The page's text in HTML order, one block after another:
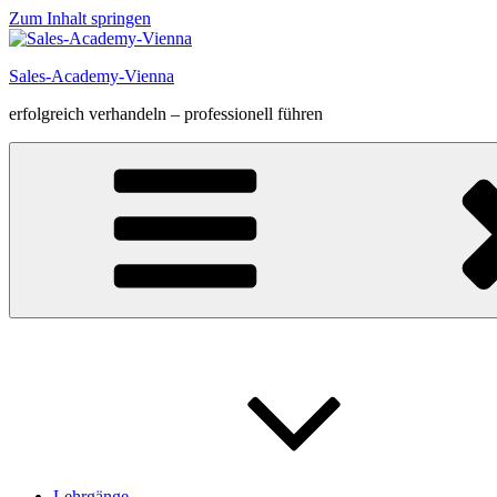
Zum Inhalt springen
Sales-Academy-Vienna
erfolgreich verhandeln – professionell führen